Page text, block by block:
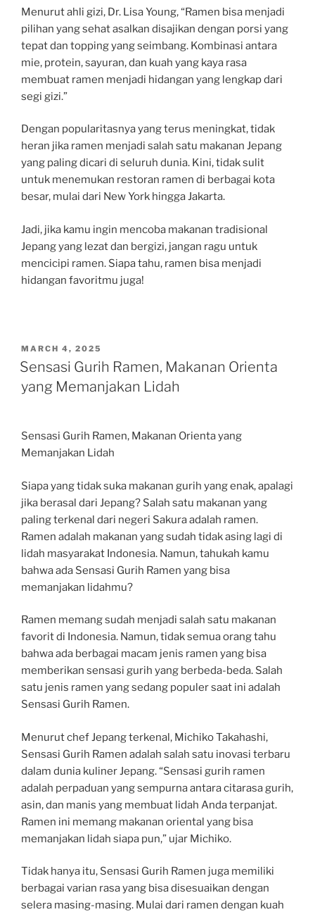
Menurut ahli gizi, Dr. Lisa Young, “Ramen bisa menjadi
pilihan yang sehat asalkan disajikan dengan porsi yang
tepat dan topping yang seimbang. Kombinasi antara
mie, protein, sayuran, dan kuah yang kaya rasa
membuat ramen menjadi hidangan yang lengkap dari
segi gizi.”
Dengan popularitasnya yang terus meningkat, tidak
heran jika ramen menjadi salah satu makanan Jepang
yang paling dicari di seluruh dunia. Kini, tidak sulit
untuk menemukan restoran ramen di berbagai kota
besar, mulai dari New York hingga Jakarta.
Jadi, jika kamu ingin mencoba makanan tradisional
Jepang yang lezat dan bergizi, jangan ragu untuk
mencicipi ramen. Siapa tahu, ramen bisa menjadi
hidangan favoritmu juga!
POSTED
ON
MARCH 4, 2025
Sensasi Gurih Ramen, Makanan Orienta
yang Memanjakan Lidah
Sensasi Gurih Ramen, Makanan Orienta yang
Memanjakan Lidah
Siapa yang tidak suka makanan gurih yang enak, apalagi
jika berasal dari Jepang? Salah satu makanan yang
paling terkenal dari negeri Sakura adalah ramen.
Ramen adalah makanan yang sudah tidak asing lagi di
lidah masyarakat Indonesia. Namun, tahukah kamu
bahwa ada Sensasi Gurih Ramen yang bisa
memanjakan lidahmu?
Ramen memang sudah menjadi salah satu makanan
favorit di Indonesia. Namun, tidak semua orang tahu
bahwa ada berbagai macam jenis ramen yang bisa
memberikan sensasi gurih yang berbeda-beda. Salah
satu jenis ramen yang sedang populer saat ini adalah
Sensasi Gurih Ramen.
Menurut chef Jepang terkenal, Michiko Takahashi,
Sensasi Gurih Ramen adalah salah satu inovasi terbaru
dalam dunia kuliner Jepang. “Sensasi gurih ramen
adalah perpaduan yang sempurna antara citarasa gurih,
asin, dan manis yang membuat lidah Anda terpanjat.
Ramen ini memang makanan oriental yang bisa
memanjakan lidah siapa pun,” ujar Michiko.
Tidak hanya itu, Sensasi Gurih Ramen juga memiliki
berbagai varian rasa yang bisa disesuaikan dengan
selera masing-masing. Mulai dari ramen dengan kuah